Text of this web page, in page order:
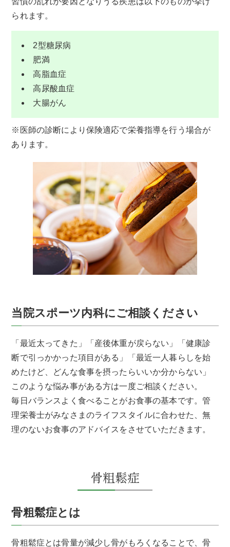
られます。
2型糖尿病
肥満
高脂血症
高尿酸血症
大腸がん
※医師の診断により保険適応で栄養指導を行う場合が
あります。
当院スポーツ内科にご相談ください
「最近太ってきた」「産後体重が戻らない」「健康診
断で引っかかった項目がある」「最近一人暮らしを始
めたけど、どんな食事を摂ったらいいか分からない」
このような悩み事がある方は一度ご相談ください。
毎日バランスよく食べることがお食事の基本です。管
理栄養士がみなさまのライフスタイルに合わせた、無
理のないお食事のアドバイスをさせていただきます。
骨粗鬆症
骨粗鬆症とは
骨粗鬆症とは骨量が減少し骨がもろくなることで、骨